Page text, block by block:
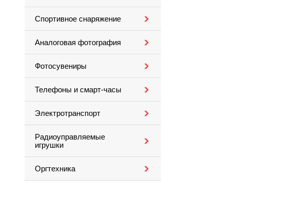
Спортивное снаряжение
Аналоговая фотография
Фотосувениры
Телефоны и смарт-часы
Электротранспорт
Радиоуправляемые
игрушки
Оргтехника